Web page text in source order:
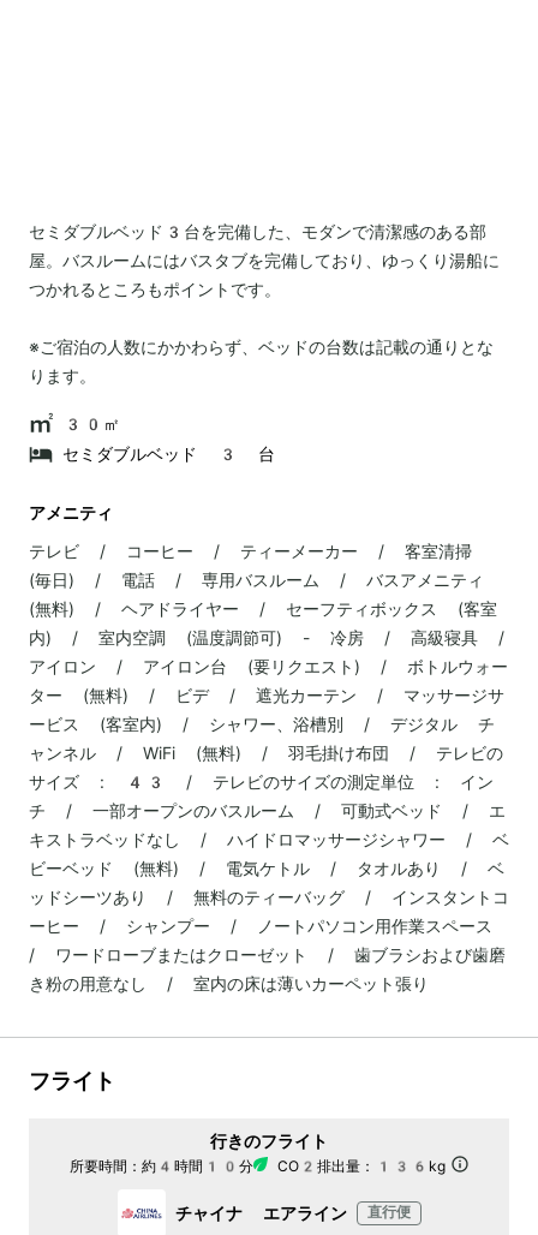
セミダブルベッド3台を完備した、モダンで清潔感のある部
屋。バスルームにはバスタブを完備しており、ゆっくり湯船に
つかれるところもポイントです。
※ご宿泊の人数にかかわらず、ベッドの台数は記載の通りとな
ります。
30㎡
セミダブルベッド 3 台
アメニティ
テレビ / コーヒー / ティーメーカー / 客室清掃
(毎日) / 電話 / 専用バスルーム / バスアメニティ
(無料) / ヘアドライヤー / セーフティボックス (客室
内) / 室内空調 (温度調節可) - 冷房 / 高級寝具 /
アイロン / アイロン台 (要リクエスト) / ボトルウォー
ター (無料) / ビデ / 遮光カーテン / マッサージサ
ービス (客室内) / シャワー、浴槽別 / デジタル チ
ャンネル / WiFi (無料) / 羽毛掛け布団 / テレビの
サイズ : 43 / テレビのサイズの測定単位 : イン
チ / 一部オープンのバスルーム / 可動式ベッド / エ
キストラベッドなし / ハイドロマッサージシャワー / ベ
ビーベッド (無料) / 電気ケトル / タオルあり / ベ
ッドシーツあり / 無料のティーバッグ / インスタントコ
ーヒー / シャンプー / ノートパソコン用作業スペース
/ ワードローブまたはクローゼット / 歯ブラシおよび歯磨
き粉の用意なし / 室内の床は薄いカーペット張り
フライト
行きのフライト
所要時間： 約4時間10分 CO2排出量： 136kg
チャイナ エアライン 直行便